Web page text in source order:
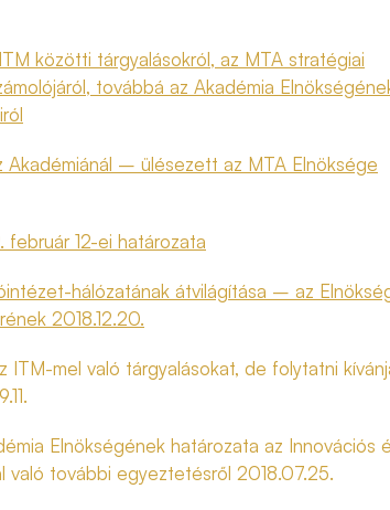
közötti tárgyalásokról, az MTA stratégiai
továbbá az Akadémia
Akadémiánál – ülésezett az MTA Elnöksége
február 12-ei határozata
hálózatának átvilágítása – az
2018.12.20.
ITM-mel való tárgyalásokat, de folytatni
Elnökségének határozata az Innovációs
való további egyeztetésről 2018.07.25.